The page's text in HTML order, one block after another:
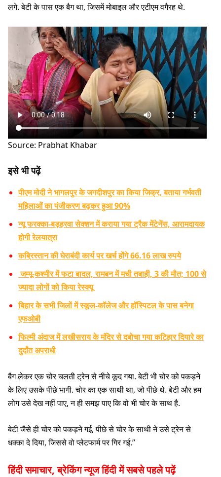
लगे. बेटी के पास एक बैग था, जिसमें मोबाइल और एटीएम वगैरह थे.
Source: Prabhat Khabar
इसे भी पढ़ें
पीएम मोदी ने भागलपुर के जगदीशपुर का किया जिक्र, बताया गर्भवती
महिलाओं का पंजीकरण बढ़कर हुआ 90%
न्यू फरक्का-बड़हरवा सेक्शन में कराया गया ट्रैक मेंटेनेंस, आरामदायक
होगी रेलयात्रा
कब्रिस्तान की घेराबंदी कार्य पर खर्च होंगे 66.16 लाख रुपये
जम्मू-कश्मीर में फटा बादल, रामबन में मची तबाही, 3 की मौत; 100 से
ज्यादा लोगों को किया रेस्क्यू
बिहार के सभी जिलों में स्कूल-कॉलेज और हॉस्पिटल के पास बनेगा
एफओबी
फिल्मी अंदाज में लखीसराय के मंदिर से दबोचा गया कटिहार दियारे का
दुर्दांत अपराधी
बैग लेकर एक चोर चलती ट्रेन से नीचे कूद गया. बेटी भी चोर को पकड़ने
के लिए उसके पीछे भागी. चोर का एक साथी था, जो पीछे थे. बेटी और हम
लोग उसे देख नहीं पाए, न ही समझ पाए कि वो भी चोर के साथ है.
बेटी जैसे ही चोर को पकड़ने गई, पीछे से चोर के साथी ने उसे ट्रेन से
धक्का दे दिया, जिससे वो प्लेटफार्म पर गिर गई.”
हिंदी समाचार, ब्रेकिंग न्यूज हिंदी में सबसे पहले पढ़ें